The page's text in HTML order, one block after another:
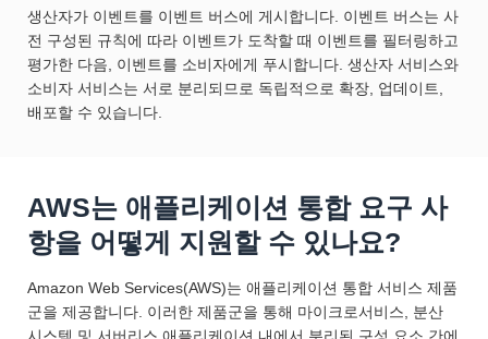
생산자가 이벤트를 이벤트 버스에 게시합니다. 이벤트 버스는 사
전 구성된 규칙에 따라 이벤트가 도착할 때 이벤트를 필터링하고
평가한 다음, 이벤트를 소비자에게 푸시합니다. 생산자 서비스와
소비자 서비스는 서로 분리되므로 독립적으로 확장, 업데이트,
배포할 수 있습니다.
AWS는 애플리케이션 통합 요구 사
항을 어떻게 지원할 수 있나요?
Amazon Web Services(AWS)는 애플리케이션 통합 서비스 제품
군을 제공합니다. 이러한 제품군을 통해 마이크로서비스, 분산